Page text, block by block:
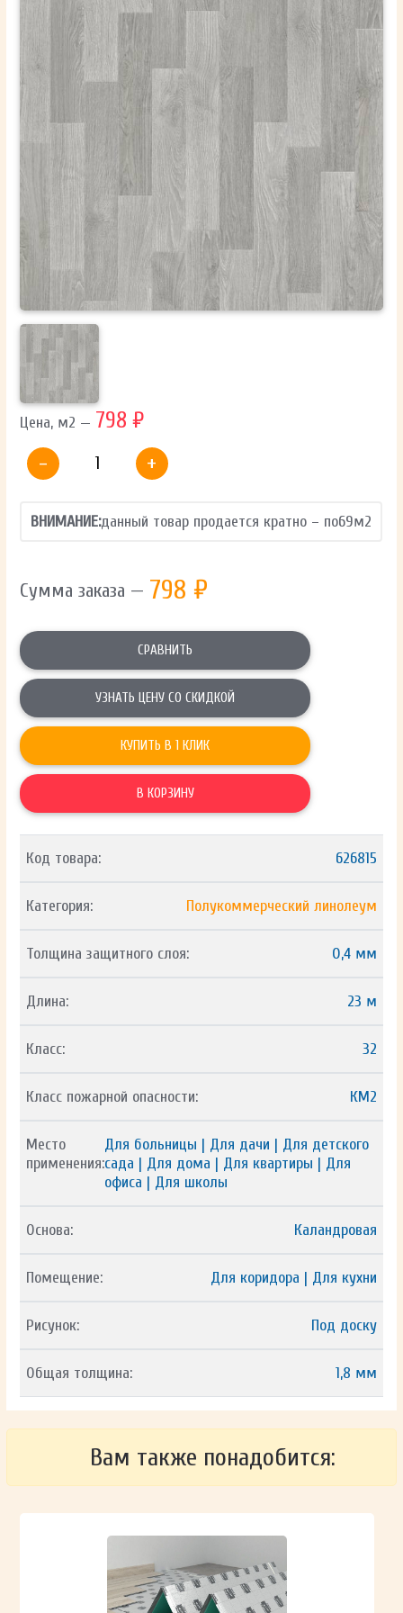
ОТПРАВИТЬ
Ваши данные не будут переданы третьим лицам
Цена, м2 — 798 ₽
-
+
ВНИМАНИЕ:данный товар продается кратно – по69м2
Сумма заказа — 798 ₽
СРАВНИТЬ
УЗНАТЬ ЦЕНУ СО СКИДКОЙ
КУПИТЬ В 1 КЛИК
В КОРЗИНУ
Код товара: 626815
Категория: Полукоммерческий линолеум
Толщина защитного слоя: 0,4 мм
Длина: 23 м
Класс: 32
Класс пожарной опасности: КМ2
Место
применения:
Для больницы | Для дачи | Для детского
сада | Для дома | Для квартиры | Для
офиса | Для школы
Основа: Каландровая
Помещение: Для коридора | Для кухни
Рисунок: Под доску
Общая толщина: 1,8 мм
Вам также понадобится: